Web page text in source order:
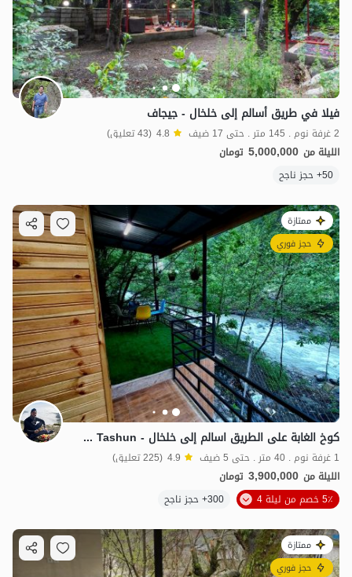
فيلا في طريق أسالم إلى خلخال - جيجاف
2 غرفة نوم . 145 متر . حتى 17 ضيف 4.8 (43 تعليق)
الليلة من 5,000,000 تومان
50+ حجز ناجح
ممتازة
حجز فوري
كوخ الغابة على الطريق اسالم إلى خلخال - Lakke Tashun
1 غرفة نوم . 40 متر . حتى 5 ضيف 4.9 (225 تعليق)
الليلة من 3,900,000 تومان
5٪ خصم من ليلة 4
300+ حجز ناجح
ممتازة
حجز فوري